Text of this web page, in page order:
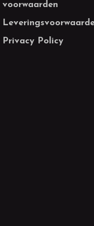
voorwaarden
Privacy Policy